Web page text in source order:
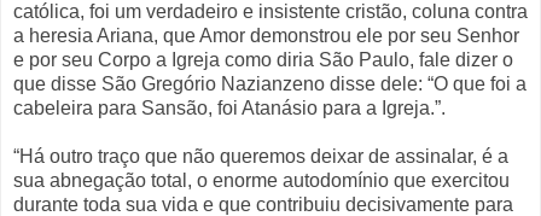
católica, foi um verdadeiro e insistente cristão, coluna contra
a heresia Ariana, que Amor demonstrou ele por seu Senhor
e por seu Corpo a Igreja como diria São Paulo, fale dizer o
que disse São Gregório Nazianzeno disse dele: “O que foi a
cabeleira para Sansão, foi Atanásio para a Igreja.”.
“Há outro traço que não queremos deixar de assinalar, é a
sua abnegação total, o enorme autodomínio que exercitou
durante toda sua vida e que contribuiu decisivamente para